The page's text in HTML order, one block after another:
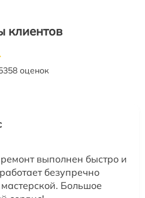
клиентов
оценок
выполнен быстро и
безупречно
Большое